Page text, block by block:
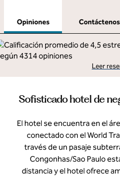
Opiniones Contáctenos
Leer
Sofisticado hotel de
El hotel se encuentra en el
conectado con el World
través de un pasaje
Congonhas/Sao Paulo
distancia y el hotel ofrece